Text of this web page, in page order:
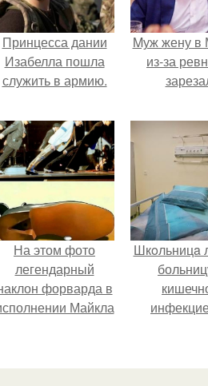
Принцесса дании
Изабелла пошла
служить в армию.
Mуж жену в
из-за
На этом фото
легендарный
форварда в
Майкла
бросающий вызов
Шкoльницa